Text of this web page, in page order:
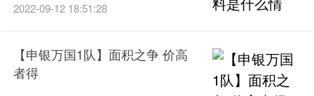
2022-09-12 18:51:28
【申银万国1队】面积之争 价高
者得